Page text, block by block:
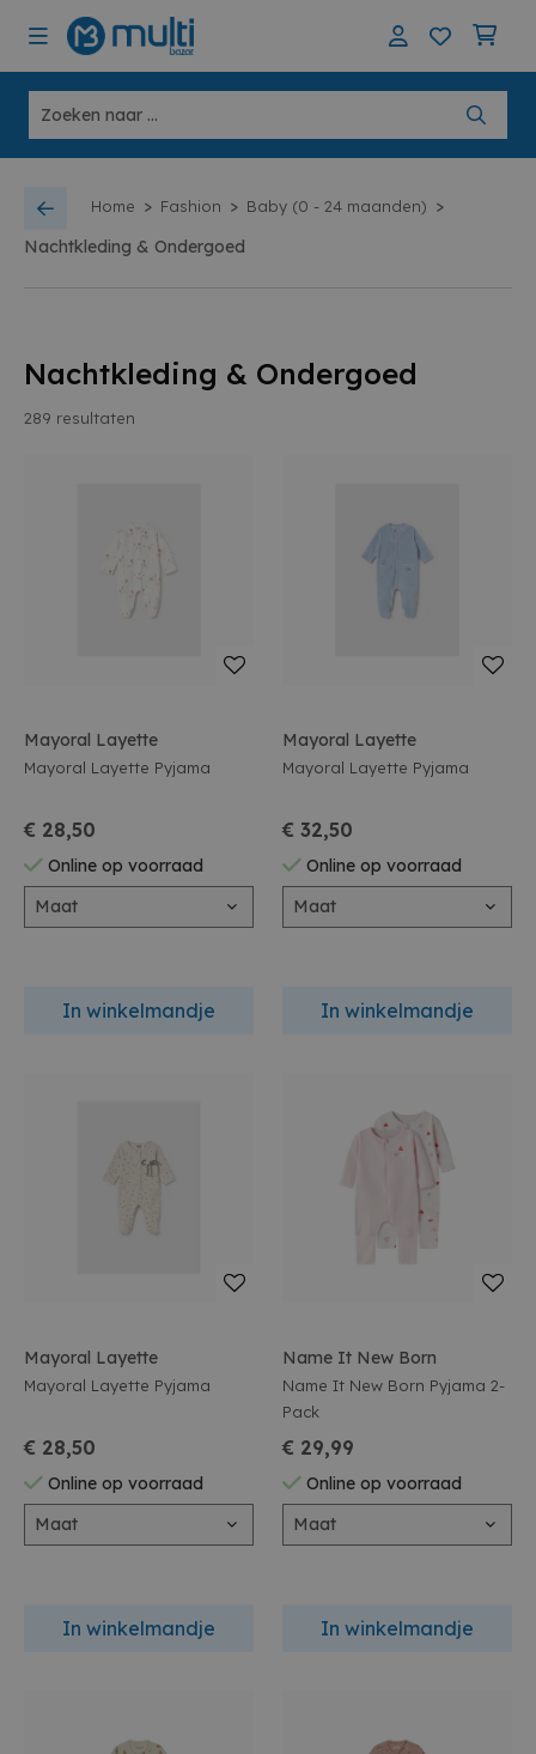
Home > Fashion > Baby (0 - 24 maanden) >
Nachtkleding & Ondergoed
Nachtkleding & Ondergoed
289 resultaten
Mayoral Layette
Mayoral Layette Pyjama
€ 28,50
Online op voorraad
Maat
In winkelmandje
Mayoral Layette
Mayoral Layette Pyjama
€ 32,50
Online op voorraad
Maat
In winkelmandje
Mayoral Layette
Mayoral Layette Pyjama
€ 28,50
Online op voorraad
Maat
In winkelmandje
Name It New Born
Name It New Born Pyjama 2-
Pack
€ 29,99
Online op voorraad
Maat
In winkelmandje